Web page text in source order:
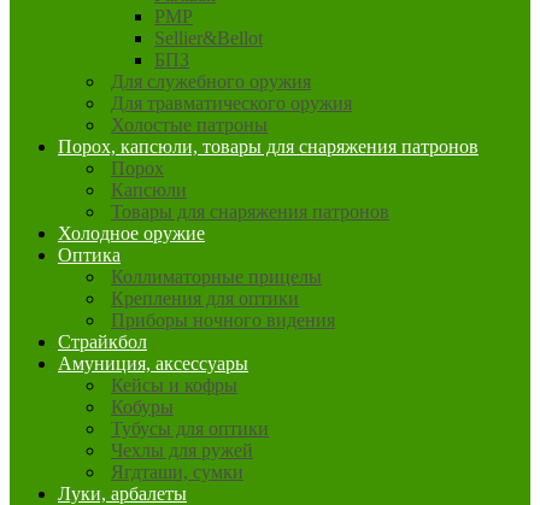
PMP
Sellier&Bellot
БПЗ
Для служебного оружия
Для травматического оружия
Холостые патроны
Порох, капсюли, товары для снаряжения патронов
Порох
Капсюли
Товары для снаряжения патронов
Холодное оружие
Оптика
Коллиматорные прицелы
Крепления для оптики
Приборы ночного видения
Страйкбол
Амуниция, аксессуары
Кейсы и кофры
Кобуры
Тубусы для оптики
Чехлы для ружей
Ягдташи, сумки
Луки, арбалеты